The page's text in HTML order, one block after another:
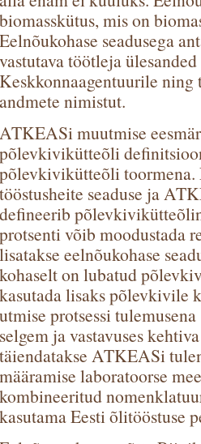
biomasskütus, mis on
Eelnõukohase seadusega
vastutava töötleja
Keskkonnaagentuurile ning
andmete nimistut.
ATKEASi muutmise
põlevkivikütteõli
põlevkivikütteõli toormena.
tööstusheite seaduse ja
defineerib
protsenti võib moodustada
lisatakse eelnõukohase
kohaselt on lubatud
kasutada lisaks põlevkivile
utmise protsessi
selgem ja vastavuses
täiendatakse ATKEASi
määramise laboratoorse
kombineeritud
kasutama Eesti õlitööstuse